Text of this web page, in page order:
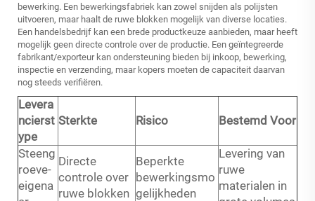
bewerking. Een bewerkingsfabriek kan zowel snijden als polijsten
uitvoeren, maar haalt de ruwe blokken mogelijk van diverse locaties.
Een handelsbedrijf kan een brede productkeuze aanbieden, maar heeft
mogelijk geen directe controle over de productie. Een geïntegreerde
fabrikant/exporteur kan ondersteuning bieden bij inkoop, bewerking,
inspectie en verzending, maar kopers moeten de capaciteit daarvan
nog steeds verifiëren.
Levera
ncierst
ype
Sterkte Risico Bestemd Voor
Steeng
roeve-
eigena
Directe
controle over
ruwe blokken
Beperkte
bewerkingsmo
gelijkheden
Levering van
ruwe
materialen in